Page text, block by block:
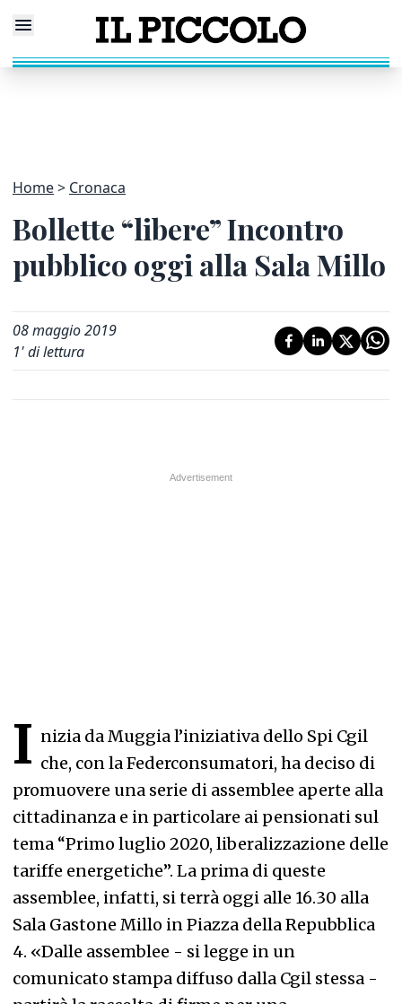
Home Cronaca
Bollette “libere” Incontro
pubblico oggi alla Sala Millo
08 maggio 2019
1' di lettura
I nizia da Muggia l’iniziativa dello Spi Cgil
che, con la Federconsumatori, ha deciso di
promuovere una serie di assemblee aperte alla
cittadinanza e in particolare ai pensionati sul
tema “Primo luglio 2020, liberalizzazione delle
tariffe energetiche”. La prima di queste
assemblee, infatti, si terrà oggi alle 16.30 alla
Sala Gastone Millo in Piazza della Repubblica
4. «Dalle assemblee - si legge in un
comunicato stampa diffuso dalla Cgil stessa -